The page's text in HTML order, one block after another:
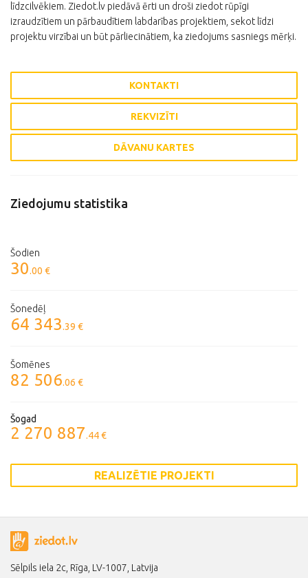
līdzcilvēkiem. Ziedot.lv piedāvā ērti un droši ziedot rūpīgi
izraudzītiem un pārbaudītiem labdarības projektiem, sekot līdzi
projektu virzībai un būt pārliecinātiem, ka ziedojums sasniegs mērķi.
KONTAKTI
REKVIZĪTI
DĀVANU KARTES
Ziedojumu statistika
Šodien
30.00 €
Šonedēļ
64 343.39 €
Šomēnes
82 506.06 €
Šogad
2 270 887.44 €
REALIZĒTIE PROJEKTI
Sēlpils iela 2c, Rīga, LV-1007, Latvija